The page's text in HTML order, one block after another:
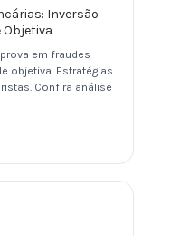
Inversão
Objetiva
em fraudes
objetiva. Estratégias
Confira análise